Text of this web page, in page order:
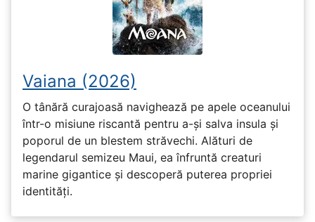
Vaiana (2026)
O tânără curajoasă navighează pe apele oceanului
într-o misiune riscantă pentru a-și salva insula și
poporul de un blestem străvechi. Alături de
legendarul semizeu Maui, ea înfruntă creaturi
marine gigantice și descoperă puterea propriei
identități.